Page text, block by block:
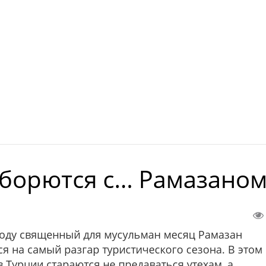
с… Рамазаном
священный для мусульман месяц Рамазан
на самый разгар туристического сезона. В этом